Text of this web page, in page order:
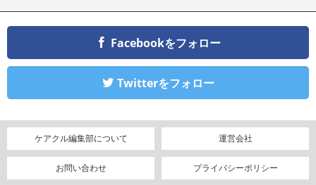
Facebookをフォロー
Twitterをフォロー
ケアクル編集部について 運営会社
お問い合わせ プライバシーポリシー